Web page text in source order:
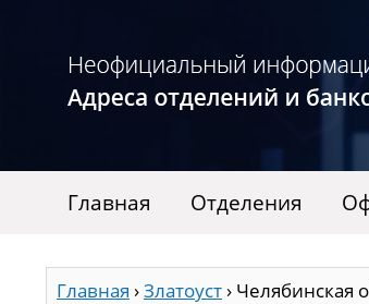
Главная Отделения
Главная ›Златоуст› Челябинская